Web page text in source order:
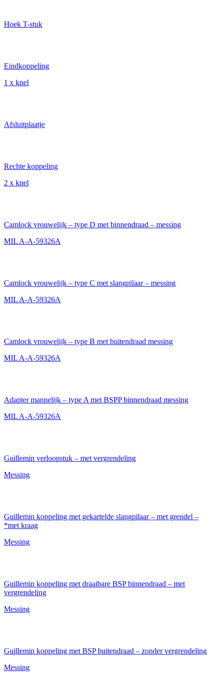
Hoek T-stuk
Eindkoppeling
1 x knel
Afsluitplaatje
Rechte koppeling
2 x knel
Camlock vrouwelijk – type D met binnendraad – messing
MIL A-A-59326A
Camlock vrouwelijk – type C met slangpilaar – messing
MIL A-A-59326A
Camlock vrouwelijk – type B met buitendraad messing
MIL A-A-59326A
Adapter mannelijk – type A met BSPP binnendraad messing
MIL A-A-59326A
Guillemin verloopstuk – met vergrendeling
Messing
Guillemin koppeling met gekartelde slangpilaar – met grendel –
*met kraag
Messing
Guillemin koppeling met draaibare BSP binnendraad – met
vergrendeling
Messing
Guillemin koppeling met BSP buitendraad – zonder vergrendeling
Messing